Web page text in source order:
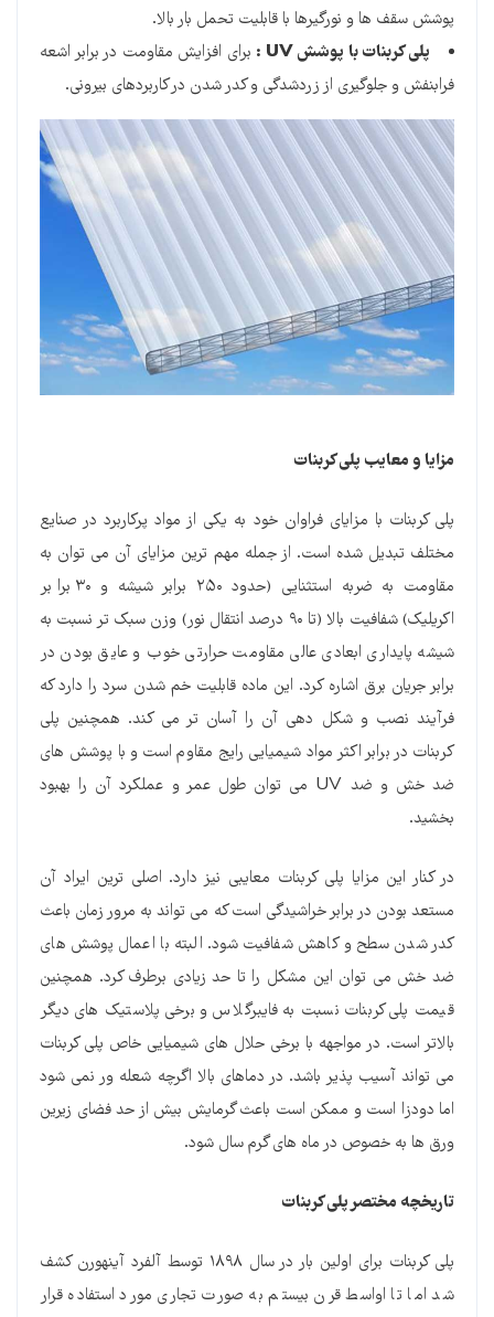
پوشش سقف ها و نورگیرها با قابلیت تحمل بار بالا.
پلی کربنات با پوششUV :
برای افزایش مقاومت در برابر اشعه
فرابنفش و جلوگیری از زردشدگی و کدر شدن در کاربردهای بیرونی.
مزایا و معایب پلی کربنات
پلی کربنات با مزایای فراوان خود به یکی از مواد پرکاربرد در صنایع
مختلف تبدیل شده است. از جمله مهم ترین مزایای آن می توان به
مقاومت به ضربه استثنایی (حدود ۲۵۰ برابر شیشه و ۳۰ برابر
اکریلیک) شفافیت بالا (تا ۹۰ درصد انتقال نور) وزن سبک تر نسبت به
شیشه پایداری ابعادی عالی مقاومت حرارتی خوب و عایق بودن در
برابر جریان برق اشاره کرد. این ماده قابلیت خم شدن سرد را دارد که
فرآیند نصب و شکل دهی آن را آسان تر می کند. همچنین پلی
کربنات در برابر اکثر مواد شیمیایی رایج مقاوم است و با پوشش های
ضد خش و ضد UV می توان طول عمر و عملکرد آن را بهبود
بخشید.
در کنار این مزایا پلی کربنات معایبی نیز دارد. اصلی ترین ایراد آن
مستعد بودن در برابر خراشیدگی است که می تواند به مرور زمان باعث
کدر شدن سطح و کاهش شفافیت شود. البته با اعمال پوشش های
ضد خش می توان این مشکل را تا حد زیادی برطرف کرد. همچنین
قیمت پلی کربنات نسبت به فایبرگلاس و برخی پلاستیک های دیگر
بالاتر است. در مواجهه با برخی حلال های شیمیایی خاص پلی کربنات
می تواند آسیب پذیر باشد. در دماهای بالا اگرچه شعله ور نمی شود
اما دودزا است و ممکن است باعث گرمایش بیش از حد فضای زیرین
ورق ها به خصوص در ماه های گرم سال شود.
تاریخچه مختصر پلی کربنات
پلی کربنات برای اولین بار در سال ۱۸۹۸ توسط آلفرد آینهورن کشف
شد اما تا اواسط قرن بیستم به صورت تجاری مورد استفاده قرار